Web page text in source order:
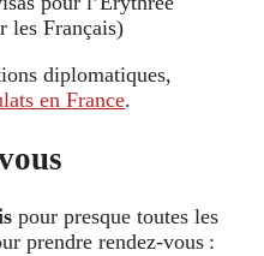
les Français)
diplomatiques,
en France.
pour presque toutes les
prendre rendez-vous :